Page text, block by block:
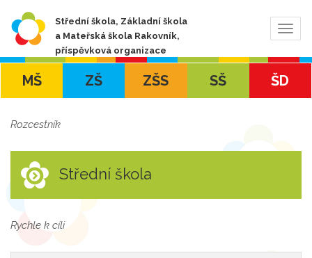
Střední škola, Základní škola
a Mateřská škola Rakovník,
příspěvková organizace
MŠ ZŠ ZŠS SŠ ŠD
Rozcestník
Střední škola
Rychle k cíli